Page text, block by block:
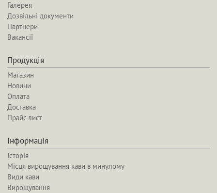
Галерея
Дозвільні документи
Партнери
Вакансії
Продукція
Магазин
Новини
Оплата
Доставка
Прайс-лист
Інформація
Історія
Місця вирощування кави в минулому
Види кави
Вирощування